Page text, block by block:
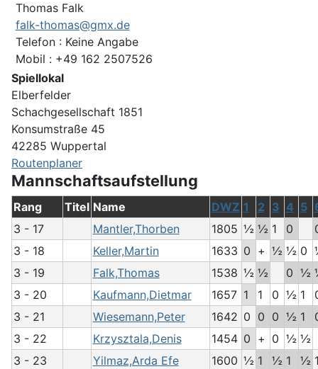
Thomas Falk
falk-thomas@gmx.de
Telefon : Keine Angabe
Mobil : +49 162 2507526
Spiellokal
Elberfelder
Schachgesellschaft 1851
Konsumstraße 45
42285 Wuppertal
Routenplaner
Mannschaftsaufstellung
Rang Titel Name DWZ 1 2 3 4 5
3 - 17
Mantler,Thorben 1805 ½ ½ 1 0
3 - 18
Keller,Martin 1633 0 + ½ ½ 0
3 - 19
Falk,Thomas 1538 ½ ½ 0 ½
3 - 20
Kaufmann,Dietmar 1657 1 1 0 ½ 1
3 - 21
Wiesemann,Peter 1642 0 0 0 ½ 1
3 - 22
Krzysztala,Denis 1454 0 + 0 ½ ½
3 - 23
Yilmaz,Arda Efe 1600 ½ 1 ½ 1 ½